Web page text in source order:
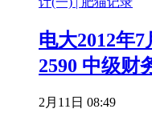
电大2012年
2590 中级财
2月11日 08:49